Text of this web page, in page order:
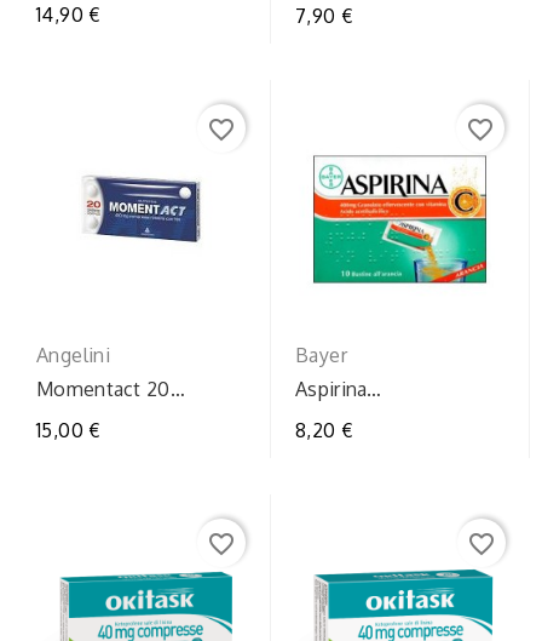
14,90 € 7,90 €
favorite_border
Angelini
Momentact 20
400mg
15,00 €
favorite_border
Bayer
Aspirina
8,20 €
favorite_border favorite_border